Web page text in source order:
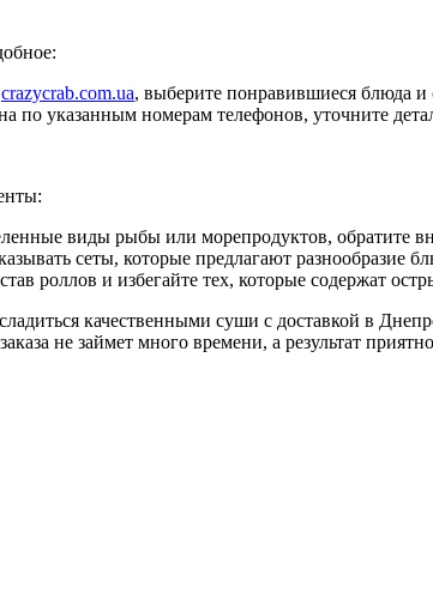
crazycrab.com.ua, выберите понравившиеся блюда и
по указанным номерам телефонов, уточните
виды рыбы или морепродуктов, обратите
сеты, которые предлагают разнообразие
роллов и избегайте тех, которые содержат
качественными суши с доставкой в
не займет много времени, а результат